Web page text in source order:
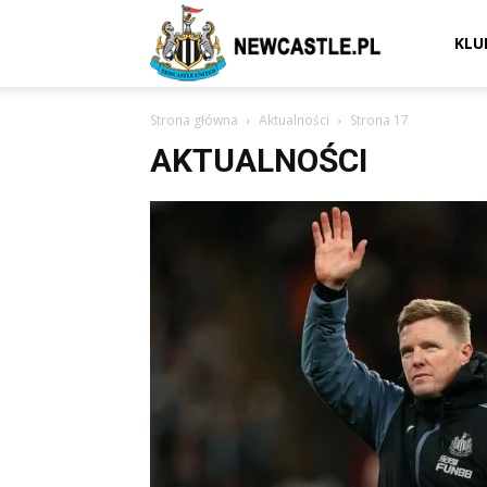
Newcastle
United
aktualności
(transfery,
mecze,
Strona główna Aktualności Strona 17
AKTUALNOŚCI